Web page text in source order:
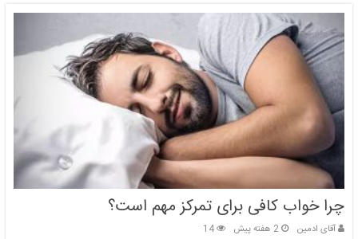
چرا خواب کافی برای تمرکز مهم است؟
آقای ادمین 2 هفته پیش 14